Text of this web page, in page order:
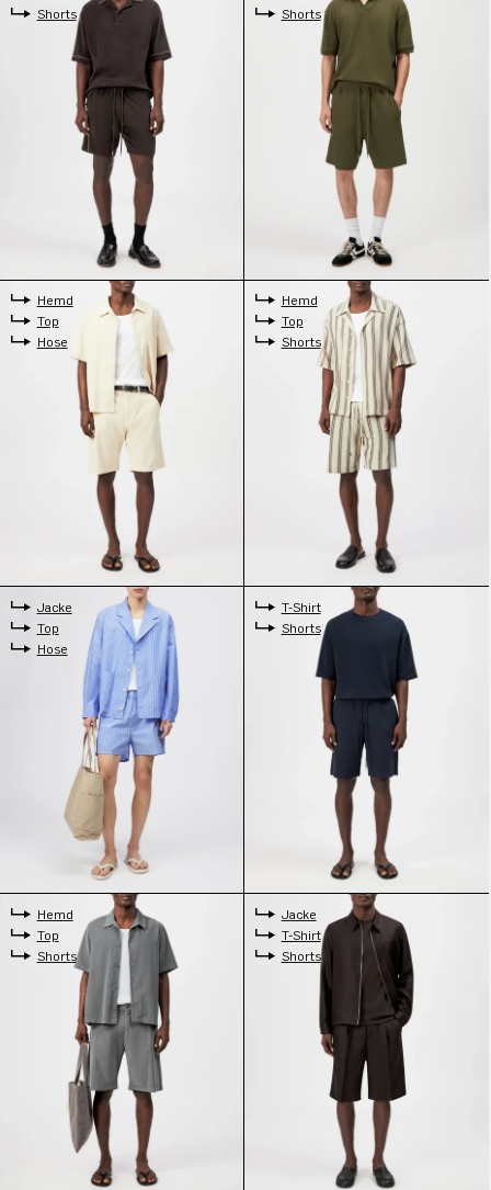
Shorts
Shorts
Hemd
Top
Hose
Hemd
Top
Shorts
Jacke
Top
Hose
T-Shirt
Shorts
Hemd
Top
Shorts
Jacke
T-Shirt
Shorts